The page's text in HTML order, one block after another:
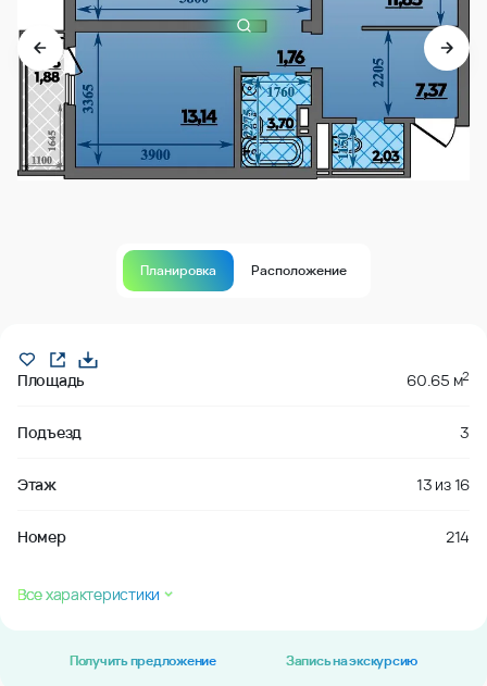
Планировка Расположение
Площадь 60.65 м2
Подъезд 3
Этаж 13 из16
Номер 214
Все характеристики
Получить предложение Запись на экскурсию